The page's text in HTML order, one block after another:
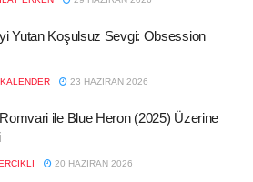
Yutan Koşulsuz Sevgi: Obsession
23 HAZIRAN 2026
ile Blue Heron (2025) Üzerine
20 HAZIRAN 2026